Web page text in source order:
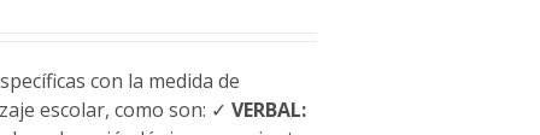
con la medida de
escolar, como son: ✓VERBAL: